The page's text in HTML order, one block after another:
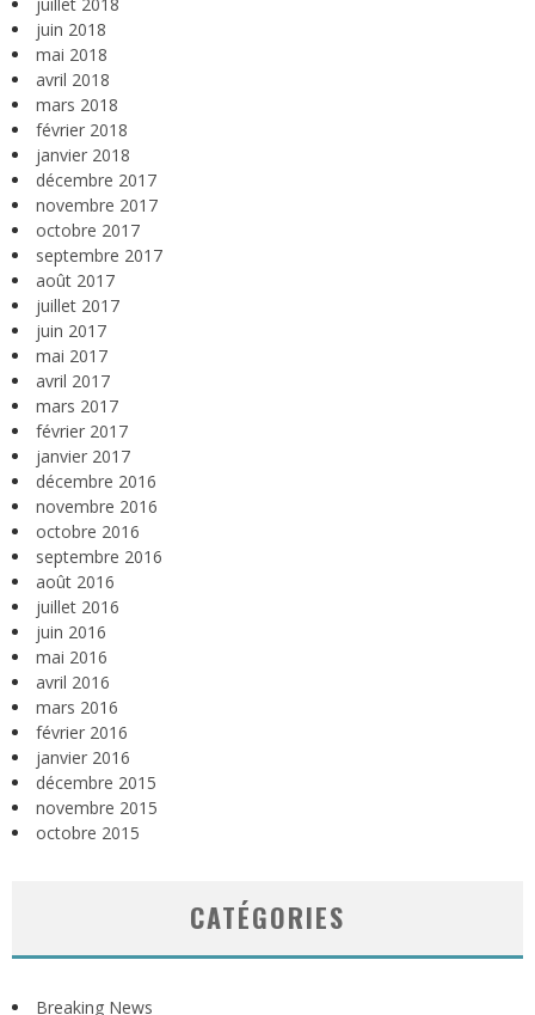
juin 2018
mai 2018
avril 2018
mars 2018
février 2018
janvier 2018
décembre 2017
novembre 2017
octobre 2017
septembre 2017
août 2017
juillet 2017
juin 2017
mai 2017
avril 2017
mars 2017
février 2017
janvier 2017
décembre 2016
novembre 2016
octobre 2016
septembre 2016
août 2016
juillet 2016
juin 2016
mai 2016
avril 2016
mars 2016
février 2016
janvier 2016
décembre 2015
novembre 2015
octobre 2015
CATÉGORIES
Breaking News